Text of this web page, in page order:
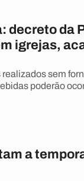
decreto da
igrejas,
sem
poderão
a